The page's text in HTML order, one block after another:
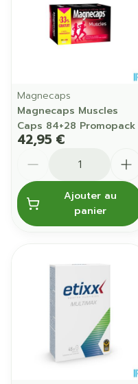
Magnecaps
Magnecaps Muscles
Caps 84+28 Promopack
42,95 €
Ajouter au
panier